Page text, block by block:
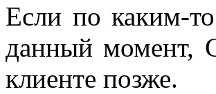
Если по каким-
данный момент,
клиенте позже.